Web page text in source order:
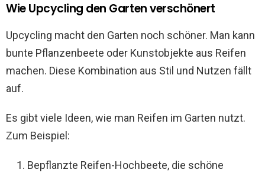
Wie Upcycling den Garten verschönert
Upcycling macht den Garten noch schöner. Man kann
bunte Pflanzenbeete oder Kunstobjekte aus Reifen
machen. Diese Kombination aus Stil und Nutzen fällt
auf.
Es gibt viele Ideen, wie man Reifen im Garten nutzt.
Zum Beispiel:
Bepflanzte Reifen-Hochbeete, die schöne